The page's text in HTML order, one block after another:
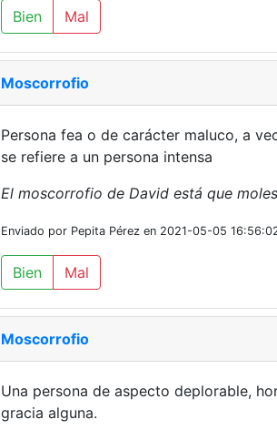
Bien Mal
Moscorrofio
Persona fea o de carácter maluco, a
se refiere a un persona intensa
El moscorrofio de David está que
Enviado por Pepita Pérez en 2021-05-05
Bien Mal
Moscorrofio
Una persona de aspecto deplorable,
gracia alguna.